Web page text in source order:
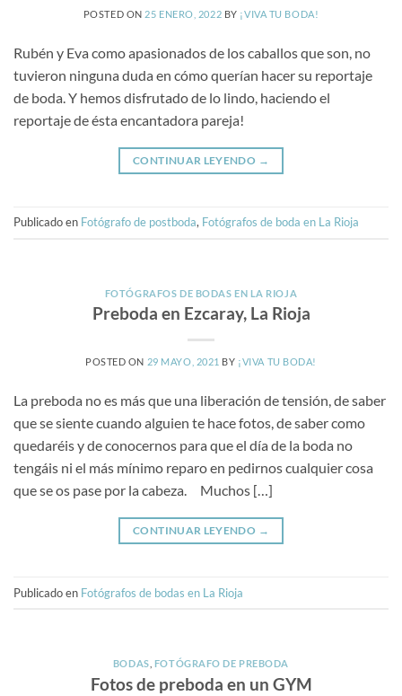
POSTED ON 25 ENERO, 2022 BY ¡VIVA TU BODA!
Rubén y Eva como apasionados de los caballos que son, no
tuvieron ninguna duda en cómo querían hacer su reportaje
de boda. Y hemos disfrutado de lo lindo, haciendo el
reportaje de ésta encantadora pareja!
CONTINUAR LEYENDO →
Publicado en Fotógrafo de postboda, Fotógrafos de boda en La Rioja
FOTÓGRAFOS DE BODAS EN LA RIOJA
Preboda en Ezcaray, La Rioja
POSTED ON 29 MAYO, 2021 BY ¡VIVA TU BODA!
La preboda no es más que una liberación de tensión, de saber
que se siente cuando alguien te hace fotos, de saber como
quedaréis y de conocernos para que el día de la boda no
tengáis ni el más mínimo reparo en pedirnos cualquier cosa
que se os pase por la cabeza. Muchos […]
CONTINUAR LEYENDO →
Publicado en Fotógrafos de bodas en La Rioja
BODAS FOTÓGRAFO DE PREBODA
Fotos de preboda en un GYM